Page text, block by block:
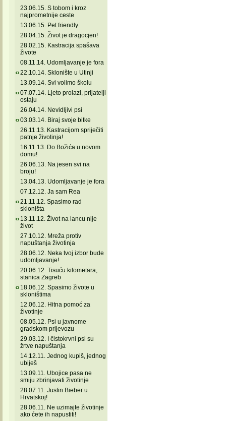
23.06.15. S tobom i kroz
najprometnije ceste
13.06.15. Pet friendly
28.04.15. Život je dragocjen!
28.02.15. Kastracija spašava
živote
08.11.14. Udomljavanje je fora
22.10.14. Sklonište u Utinji
13.09.14. Svi volimo školu
07.07.14. Ljeto prolazi, prijatelji
ostaju
26.04.14. Nevidljivi psi
03.03.14. Biraj svoje bitke
26.11.13. Kastracijom spriječiti
patnje životinja!
16.11.13. Do Božića u novom
domu!
26.06.13. Na jesen svi na
broju!
13.04.13. Udomljavanje je fora
07.12.12. Ja sam Rea
21.11.12. Spasimo rad
skloništa
13.11.12. Život na lancu nije
život
27.10.12. Mreža protiv
napuštanja životinja
28.06.12. Neka tvoj izbor bude
udomljavanje!
20.06.12. Tisuću kilometara,
stanica Zagreb
18.06.12. Spasimo živote u
skloništima
12.06.12. Hitna pomoć za
životinje
08.05.12. Psi u javnome
gradskom prijevozu
29.03.12. I čistokrvni psi su
žrtve napuštanja
14.12.11. Jednog kupiš, jednog
ubiješ
13.09.11. Ubojice pasa ne
smiju zbrinjavati životinje
28.07.11. Justin Bieber u
Hrvatskoj!
28.06.11. Ne uzimajte životinje
ako ćete ih napustiti!